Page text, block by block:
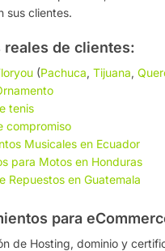
sus clientes.
reales de clientes:
(Pachuca, Tijuana,
tenis
compromiso
Musicales en Ecuador
para Motos en Honduras
Repuestos en Guatemala
para
de Hosting, dominio y